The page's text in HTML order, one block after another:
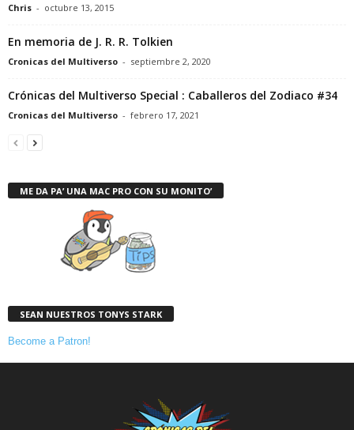
Chris - octubre 13, 2015
En memoria de J. R. R. Tolkien
Cronicas del Multiverso - septiembre 2, 2020
Crónicas del Multiverso Special : Caballeros del Zodiaco #34
Cronicas del Multiverso - febrero 17, 2021
ME DA PA’ UNA MAC PRO CON SU MONITO’
SEAN NUESTROS TONYS STARK
Become a Patron!